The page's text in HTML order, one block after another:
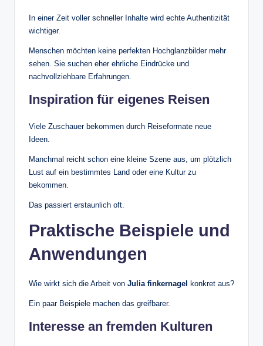
In einer Zeit voller schneller Inhalte wird echte Authentizität
wichtiger.
Menschen möchten keine perfekten Hochglanzbilder mehr
sehen. Sie suchen eher ehrliche Eindrücke und
nachvollziehbare Erfahrungen.
Inspiration für eigenes Reisen
Viele Zuschauer bekommen durch Reiseformate neue
Ideen.
Manchmal reicht schon eine kleine Szene aus, um plötzlich
Lust auf ein bestimmtes Land oder eine Kultur zu
bekommen.
Das passiert erstaunlich oft.
Praktische Beispiele und
Anwendungen
Wie wirkt sich die Arbeit von Julia finkernagel konkret aus?
Ein paar Beispiele machen das greifbarer.
Interesse an fremden Kulturen